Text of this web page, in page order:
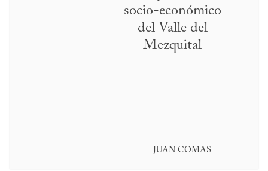
socio-económico
del Valle del
Mezquital
JUAN COMAS